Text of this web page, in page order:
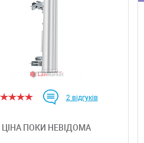
2відгуків
ЦІНА ПОКИ НЕВІДОМА